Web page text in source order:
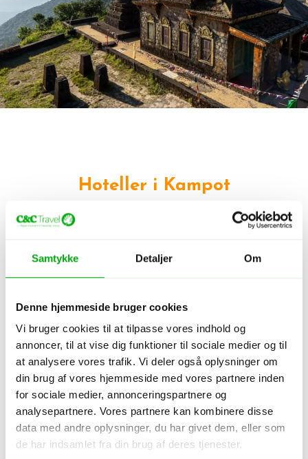
Samtykke Detaljer Om
Denne hjemmeside bruger cookies
Vi bruger cookies til at tilpasse vores indhold og
annoncer, til at vise dig funktioner til sociale medier og til
at analysere vores trafik. Vi deler også oplysninger om
din brug af vores hjemmeside med vores partnere inden
for sociale medier, annonceringspartnere og
analysepartnere. Vores partnere kan kombinere disse
data med andre oplysninger, du har givet dem, eller som
de har indsamlet fra din brug af deres tjenester.
Hoteller i Kampot
Hotel - Cambodia - Kampot
Amber Kampot
Centralt Par Sødt personale